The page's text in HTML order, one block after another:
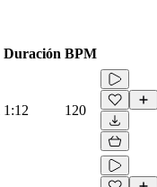
Duración BPM
1:12 120